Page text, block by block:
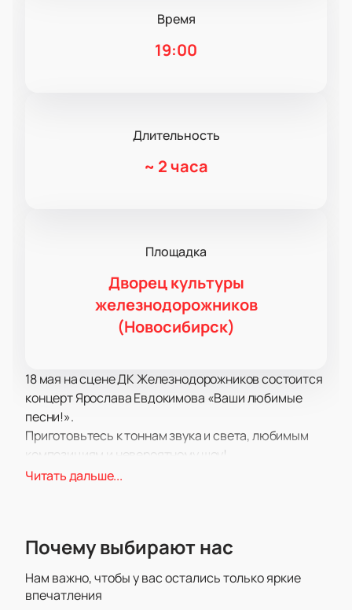
Время
19:00
Длительность
~ 2 часа
Площадка
Дворец культуры
железнодорожников
(Новосибирск)
18 мая на сцене ДК Железнодорожников состоится
концерт Ярослава Евдокимова «Ваши любимые
песни!».
Приготовьтесь к тоннам звука и света, любимым
композициям и невероятному шоу!
В концертную программу вошли как старые,
уникальная возможность услышать новые треки в
После некоторого перерыва в гастрольном
графике Ярослав Евдокимов порадует своих
Читать дальше...
Почему выбирают нас
Нам важно, чтобы у вас остались только яркие
впечатления